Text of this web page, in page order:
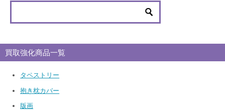
買取強化商品一覧
タペストリー
抱き枕カバー
版画